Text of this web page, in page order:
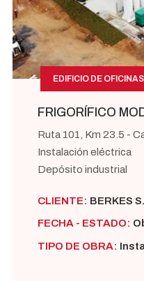
EDIFICIO DE OFICINAS
FRIGORÍFICO
Ruta 101, Km 23.5 -
Instalación eléctrica
Depósito industrial
CLIENTE: BERKES
FECHA - ESTADO:
TIPO DE OBRA: